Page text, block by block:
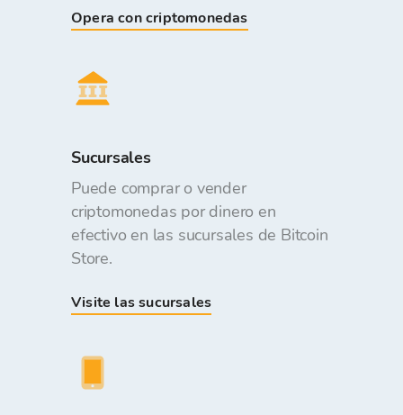
Opera con criptomonedas
Sucursales
Puede comprar o vender
criptomonedas por dinero en
efectivo en las sucursales de Bitcoin
Store.
Visite las sucursales